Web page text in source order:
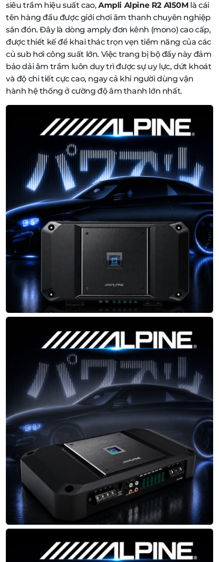
siêu trầm hiệu suất cao, Ampli Alpine R2 A150M là cái
tên hàng đầu được giới chơi âm thanh chuyên nghiệp
săn đón. Đây là dòng amply đơn kênh (mono) cao cấp,
được thiết kế để khai thác trọn vẹn tiềm năng của các
củ sub hơi công suất lớn. Việc trang bị bộ đẩy này đảm
bảo dải âm trầm luôn duy trì được sự uy lực, dứt khoát
và độ chi tiết cực cao, ngay cả khi người dùng vận
hành hệ thống ở cường độ âm thanh lớn nhất.